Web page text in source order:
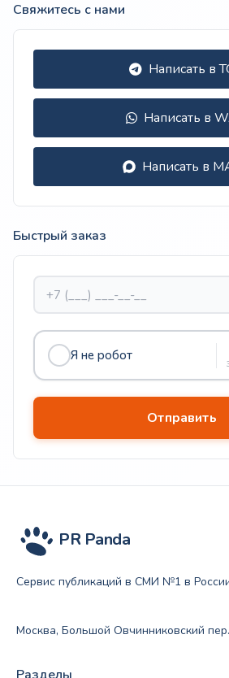
Свяжитесь с нами
Написать в
Написать в
Написать в
Быстрый заказ
Я не робот
PR Panda
Сервис публикаций в СМИ №1 в
Москва, Большой Овчинниковский